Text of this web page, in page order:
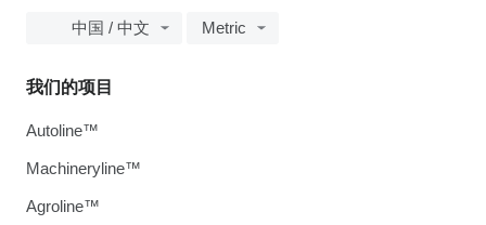
中国 / 中文 Metric
我们的项目
Autoline™
Machineryline™
Agroline™